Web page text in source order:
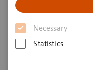
Necessary
Statistics